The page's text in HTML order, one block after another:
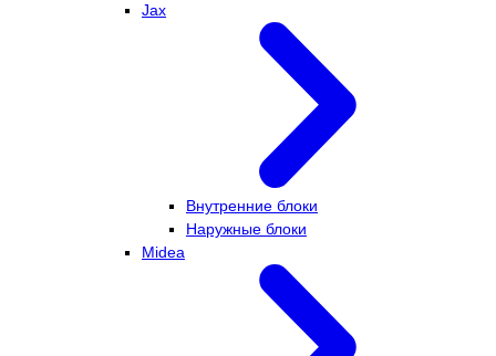
Jax
Внутренние блоки
Наружные блоки
Midea